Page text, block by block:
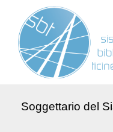
Soggettario del